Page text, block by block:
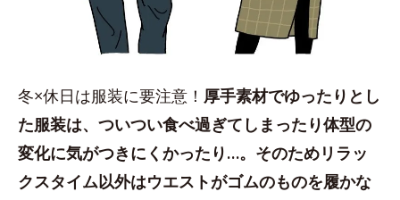
冬×休日は服装に要注意！ 厚手素材でゆったりとし
た服装は、ついつい食べ過ぎてしまったり体型の
変化に気がつきにくかったり…。そのためリラッ
クスタイム以外はウエストがゴムのものを履かな